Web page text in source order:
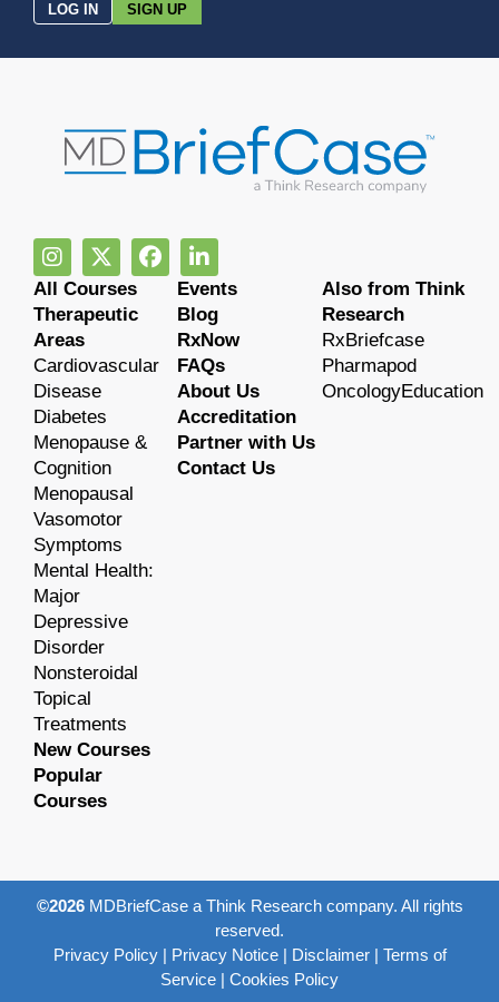
LOG IN SIGN UP
All Courses
Therapeutic
Areas
Cardiovascular
Disease
Diabetes
Menopause &
Cognition
Menopausal
Vasomotor
Symptoms
Mental Health:
Major
Depressive
Disorder
Nonsteroidal
Topical
Treatments
New Courses
Popular
Courses
Events
Blog
RxNow
FAQs
About Us
Accreditation
Partner with Us
Contact Us
Also from Think
Research
RxBriefcase
Pharmapod
OncologyEducation
©2026MDBriefCase a Think Research company. All rights
reserved.
Privacy Policy| Privacy Notice| Disclaimer| Terms of
Service | Cookies Policy